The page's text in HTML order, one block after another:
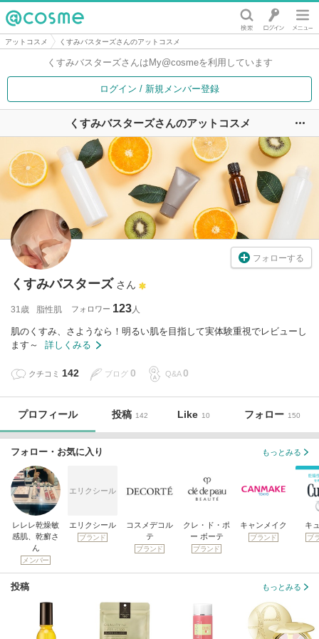
@cosme
アットコスメ くすみバスターズさんのアットコスメ
くすみバスターズさんは My@cosmeを利用しています
ログイン / 新規メンバー登録
くすみバスターズさんのアットコスメ
フォローする
くすみバスターズ さん
31歳 脂性肌 フォロワー 123
肌のくすみ、さようなら！明るい肌を目指して実体験重視でレビューし
ます～
詳しくみる
クチコミ 142 ブログ 0 Q&A 0
プロフィール 投稿 142 Like 10 フォロー 150
フォロー・お気に入り もっとみる
レレレ乾燥敏
感肌、乾癬さ
ん
メンバー
エリクシール
エリクシール
ブランド
コスメデコル
テ
ブランド
クレ・ド・ポ
ー ボーテ
ブランド
キャンメイク
ブランド
キ
ブ
投稿 もっとみる